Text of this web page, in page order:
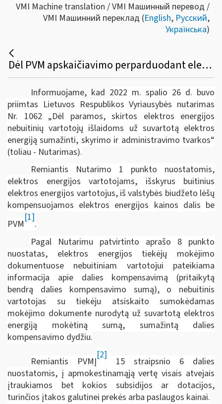
VMI Machine translation / VMI Машинный перевод /
VMI Машинний переклад (English, Русский,
Українська)
Dėl PVM apskaičiavimo perparduodant elektros energiją
Informuojame, kad 2022 m. spalio 26 d. buvo
priimtas Lietuvos Respublikos Vyriausybės nutarimas
Nr. 1062 „Dėl paramos, skirtos elektros energijos
nebuitinių vartotojų išlaidoms už suvartotą elektros
energiją sumažinti, skyrimo ir administravimo tvarkos“
(toliau ­­­- Nutarimas).
Remiantis Nutarimo 1 punkto nuostatomis,
elektros energijos vartotojams, išskyrus buitinius
elektros energijos vartotojus, iš valstybės biudžeto lėšų
kompensuojamos elektros energijos kainos dalis be
PVM
[1]
.
Pagal Nutarimu patvirtinto aprašo 8 punkto
nuostatas, elektros energijos tiekėjų mokėjimo
dokumentuose nebuitiniam vartotojui pateikiama
informacija apie dalies kompensavimą (pritaikytą
bendrą dalies kompensavimo sumą), o nebuitinis
vartotojas su tiekėju atsiskaito sumokėdamas
mokėjimo dokumente nurodytą už suvartotą elektros
energiją mokėtiną sumą, sumažintą dalies
kompensavimo dydžiu.
Remiantis PVMĮ
[2]
15 straipsnio 6 dalies
nuostatomis, į apmokestinamąją vertę visais atvejais
įtraukiamos bet kokios subsidijos ar dotacijos,
turinčios įtakos galutinei prekės arba paslaugos kainai.